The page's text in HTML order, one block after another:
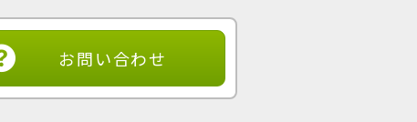
お問い合わせ